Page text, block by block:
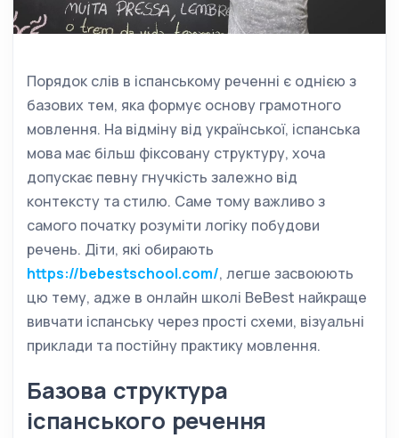
Порядок слів в іспанському реченні є однією з
базових тем, яка формує основу грамотного
мовлення. На відміну від української, іспанська
мова має більш фіксовану структуру, хоча
допускає певну гнучкість залежно від
контексту та стилю. Саме тому важливо з
самого початку розуміти логіку побудови
речень. Діти, які обирають
https://bebestschool.com/, легше засвоюють
цю тему, адже в онлайн школі BeBest найкраще
вивчати іспанську через прості схеми, візуальні
приклади та постійну практику мовлення.
Базова структура
іспанського речення